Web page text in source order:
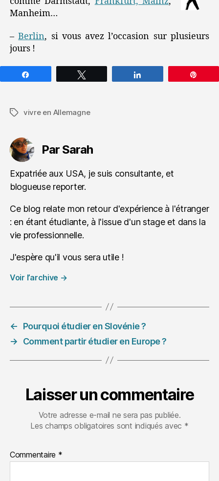
Manheim…
–Berlin, si vous avez l’occasion sur plusieurs
jours !
Étiquettes
vivre en Allemagne
Par Sarah
Expatriée aux USA, je suis consultante, et
blogueuse reporter.
Ce blog relate mon retour d'expérience à l'étranger
: en étant étudiante, à l'issue d'un stage et dans la
vie professionnelle.
J'espère qu'il vous sera utile !
Voir l’archive →
←
Pourquoi étudier en Slovénie ?
→
Comment partir étudier en Europe ?
Laisser un commentaire
Votre adresse e-mail ne sera pas publiée.
Les champs obligatoires sont indiqués avec *
Commentaire *